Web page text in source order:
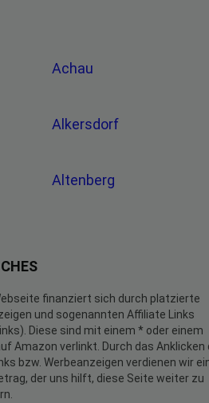
Achau
Alkersdorf
Altenberg
finanziert sich durch platzierte
und sogenannten Affiliate Links
Diese sind mit einem * oder einem
Amazon verlinkt. Durch das Anklicken
bzw. Werbeanzeigen verdienen wir
der uns hilft, diese Seite weiter zu